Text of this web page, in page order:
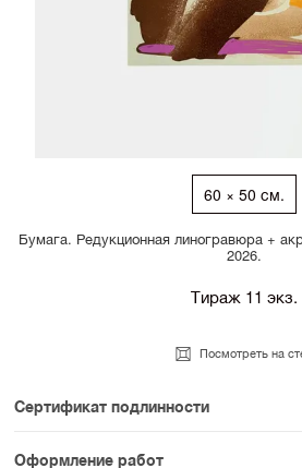
60 × 50 см.
Бумага. Редукционная линогравюра +
2026.
Тираж 11 экз.
Посмотреть на
Сертификат подлинности
К каждому авторскому
Оформление работ